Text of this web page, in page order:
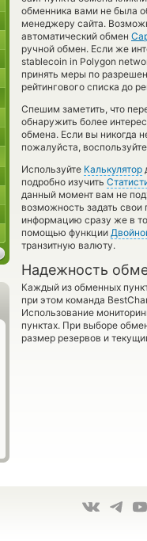
обменника вами не была
менеджеру сайта.
автоматический обмен
ручной обмен. Если же
stablecoin in Polygon
принять меры по
рейтингового списка до
Спешим заметить, что
обнаружить более
обмена. Если вы никогда
пожалуйста,
Используйте Калькулятор
подробно изучить
данный момент вам не
возможность задать
информацию сразу же в
помощью функции
транзитную валюту.
Надежность
Каждый из обменных
при этом команда
Использование
пунктах. При выборе
размер резервов и